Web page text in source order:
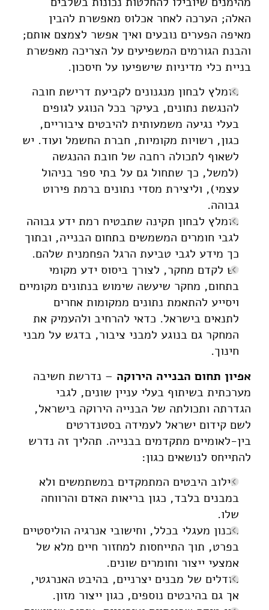
האלה; הערכה לאחר אכלוס מאפשרת להבין
מאיפה הפערים נובעים ואיך אפשר לצמצם אותם;
והבנת הגורמים המשפיעים על הצריכה מאפשרת
בניית כלי מדיניות שישפיעו על חיסכון.
מומלץ לבחון מנגנונים לקביעת דרישת חובה
להנגשת נתונים, בעיקר בכל הנוגע לגופים
בעלי נגיעה משמעותית להיבטים ציבוריים,
כגון, רשויות מקומיות, חברת החשמל ועוד. יש
לשאוף לתכולה רחבה של חובת ההנגשה
(למשל, כך שתחול גם על בתי ספר בניהול
עצמי), וליצירת מסדי נתונים ברמת פירוט
גבוהה.
מומלץ לבחון תקינה שתבטיח רמת ידע גבוהה
לגבי חומרים המשמשים בתחום הבנייה, ובתוך
כך מידע לגבי טביעת הרגל הפחמנית שלהם.
יש לקדם מחקר, לצורך ביסוס ידע מקומי
בתחום, מחקר שיעשה שימוש בנתונים מקומיים
ויסייע להתאמת נתונים ממקומות אחרים
לתנאים בישראל. כדאי להרחיב ולהעמיק את
המחקר גם בנוגע למבני ציבור, בדגש על מבני
חינוך.
אפיון תחום הבנייה הירוקה – נדרשת חשיבה
מערכתית בשיתוף בעלי עניין שונים, לגבי
הגדרתה ותכולתה של הבנייה הירוקה בישראל,
לשם קידום ישראל לעמידה בסטנדרטים
בין-לאומיים מתקדמים בבנייה. תהליך זה נדרש
להתייחס לנושאים כגון:
שילוב היבטים המתמקדים במשתמשים ולא
במבנים בלבד, כגון בריאות האדם והרווחה
שלו.
תכנון מעגלי בכלל, וחישובי אנרגיה הוליסטיים
בפרט, תוך התייחסות למחזור חיים מלא של
אמצעי ייצור וחומרים שונים.
מודלים של מבנים יצרניים, בהיבט האנרגטי,
אך גם בהיבטים נוספים, כגון ייצור מזון.